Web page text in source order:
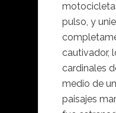
pulso, y
cautivador,
cardinales
medio de
paisajes